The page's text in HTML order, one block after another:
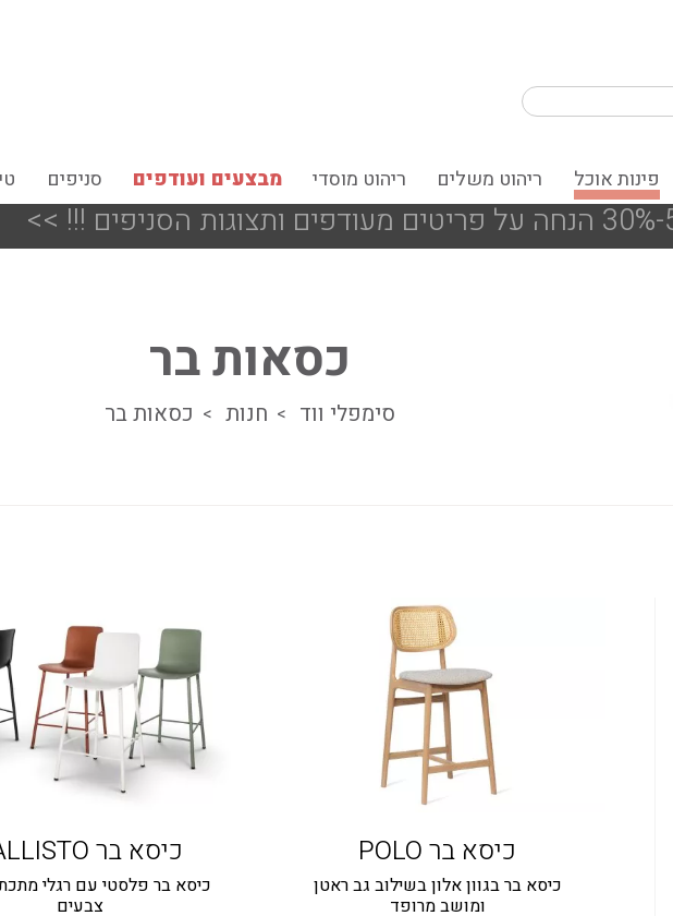
פינות אוכל ריהוט משלים ריהוט מוסדי מבצעים ועודפים סניפים
כל מערכות <<
כסאות בר
סימפלי ווד חנות כסאות בר
כיסא בר POLO
כיסא בר בגוון אלון בשילוב גב ראטן
ומושב מרופד
כיסא בר CALLISTO
כיסא בר פלסטי עם רגלי
צבעים